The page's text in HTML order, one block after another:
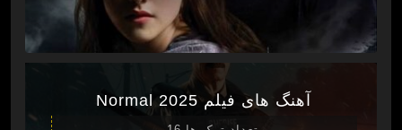
آهنگ های فیلم Normal 2025